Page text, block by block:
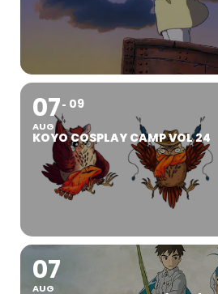
07
AUG
09
KOYO COSPLAY CAMP VOL 24
07
AUG